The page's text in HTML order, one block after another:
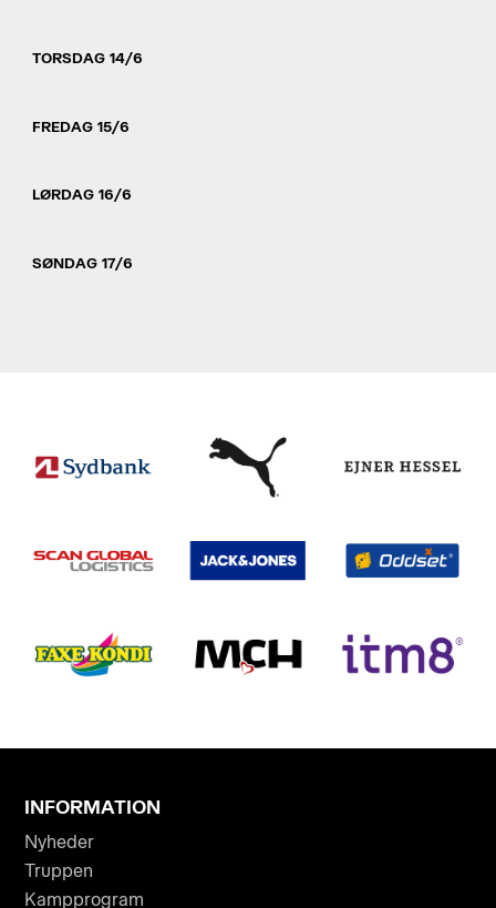
TORSDAG 14/6
FREDAG 15/6
LØRDAG 16/6
SØNDAG 17/6
INFORMATION
Nyheder
Truppen
Kampprogram